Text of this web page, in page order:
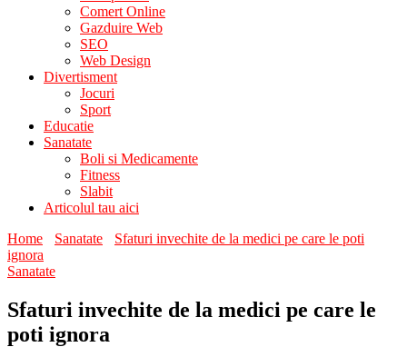
Comert Online
Gazduire Web
SEO
Web Design
Divertisment
Jocuri
Sport
Educatie
Sanatate
Boli si Medicamente
Fitness
Slabit
Articolul tau aici
Home
Sanatate
Sfaturi invechite de la medici pe care le poti
ignora
Sanatate
Sfaturi invechite de la medici pe care le
poti ignora